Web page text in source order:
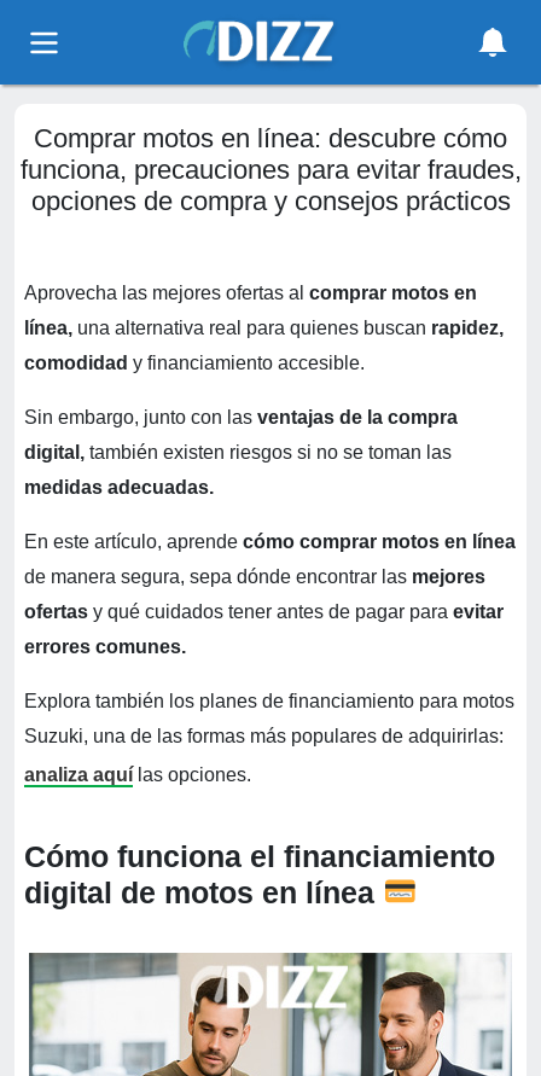
Comprar motos en línea: descubre cómo
funciona, precauciones para evitar fraudes,
opciones de compra y consejos prácticos
Aprovecha las mejores ofertas al comprar motos en
línea, una alternativa real para quienes buscan rapidez,
comodidad y financiamiento accesible.
Sin embargo, junto con las ventajas de la compra
digital, también existen riesgos si no se toman las
medidas adecuadas.
En este artículo, aprende cómo comprar motos en línea
de manera segura, sepa dónde encontrar las mejores
ofertas y qué cuidados tener antes de pagar para evitar
errores comunes.
Explora también los planes de financiamiento para motos
Suzuki, una de las formas más populares de adquirirlas:
analiza aquí las opciones.
Cómo funciona el financiamiento
digital de motos en línea